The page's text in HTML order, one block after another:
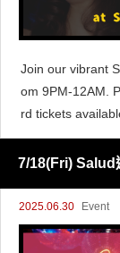
Join our vibrant
om 9PM-12AM.
rd tickets
7/18(Fri)
2025.06.30 Event